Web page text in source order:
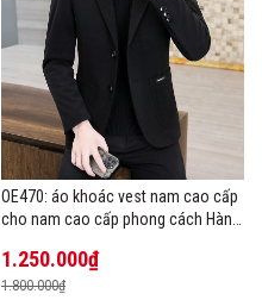
OE470: áo khoác vest nam cao cấp
cho nam cao cấp phong cách Hàn
1.250.000₫
1.800.000₫